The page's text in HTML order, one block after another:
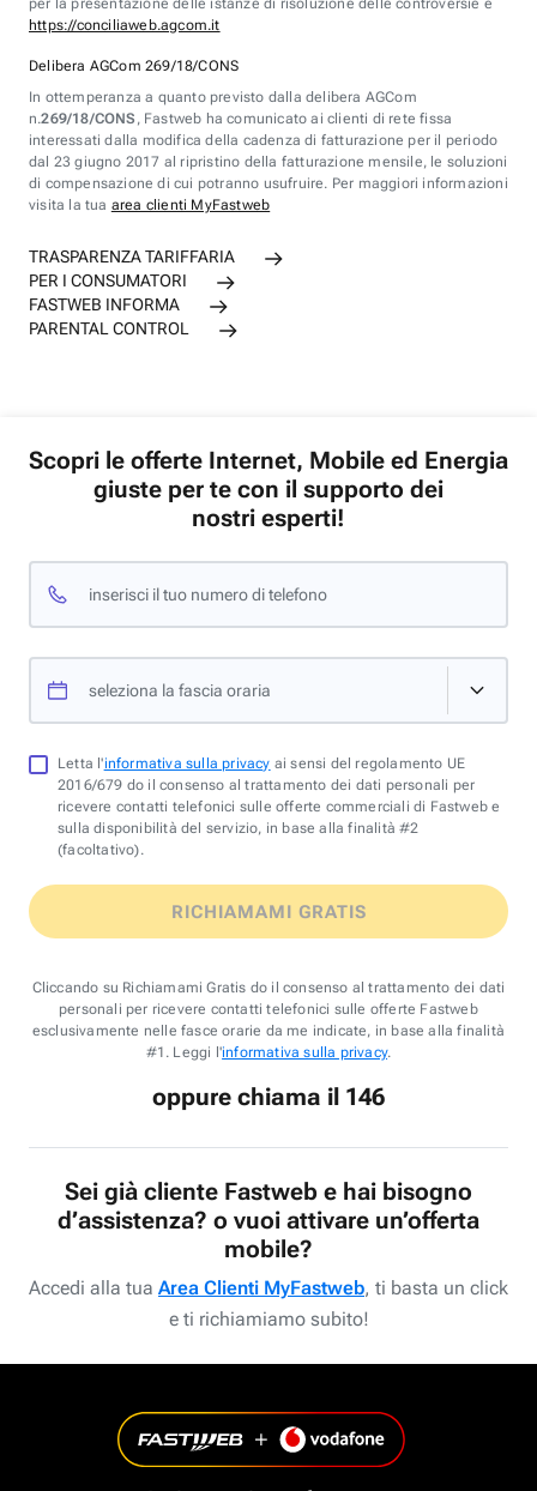
per la presentazione delle istanze di risoluzione delle controversie è
https://conciliaweb.agcom.it
Delibera AGCom 269/18/CONS
In ottemperanza a quanto previsto dalla delibera AGCom
n.269/18/CONS , Fastweb ha comunicato ai clienti di rete fissa
interessati dalla modifica della cadenza di fatturazione per il periodo
dal 23 giugno 2017 al ripristino della fatturazione mensile, le soluzioni
di compensazione di cui potranno usufruire. Per maggiori informazioni
visita la tua area clienti MyFastweb
TRASPARENZA TARIFFARIA
PER I CONSUMATORI
FASTWEB INFORMA
PARENTAL CONTROL
Scopri le offerte Internet, Mobile ed Energia
giuste per te con il supporto dei
nostri esperti!
inserisci il tuo numero di telefono
seleziona la fascia oraria
Letta l'informativa sulla privacy ai sensi del regolamento UE
2016/679 do il consenso al trattamento dei dati personali per
ricevere contatti telefonici sulle offerte commerciali di Fastweb e
sulla disponibilità del servizio, in base alla finalità #2
(facoltativo).
RICHIAMAMI GRATIS
Cliccando su Richiamami Gratis do il consenso al trattamento dei dati
personali per ricevere contatti telefonici sulle offerte Fastweb
esclusivamente nelle fasce orarie da me indicate, in base alla finalità
#1. Leggi l'informativa sulla privacy.
oppure chiama il 146
Sei già cliente Fastweb e hai bisogno
d’assistenza? o vuoi attivare un’offerta
mobile?
Accedi alla tua Area Clienti MyFastweb, ti basta un click
e ti richiamiamo subito!